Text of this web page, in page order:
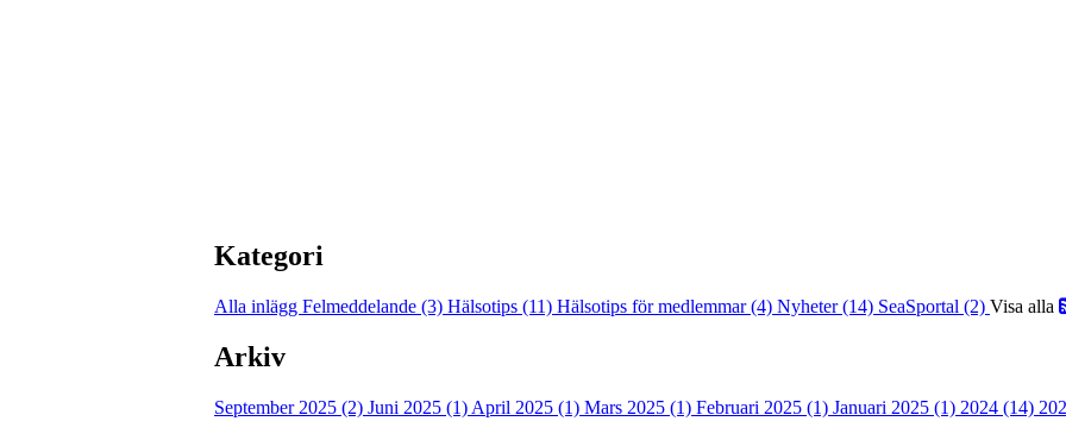
Kategori
Alla inlägg Felmeddelande (3) Hälsotips (11) Hälsotips för medlemmar (4) Nyheter (14) SeaSportal (2) Visa alla
Arkiv
September 2025 (2) Juni 2025 (1) April 2025 (1) Mars 2025 (1) Februari 2025 (1) Januari 2025 (1) 2024 (14)